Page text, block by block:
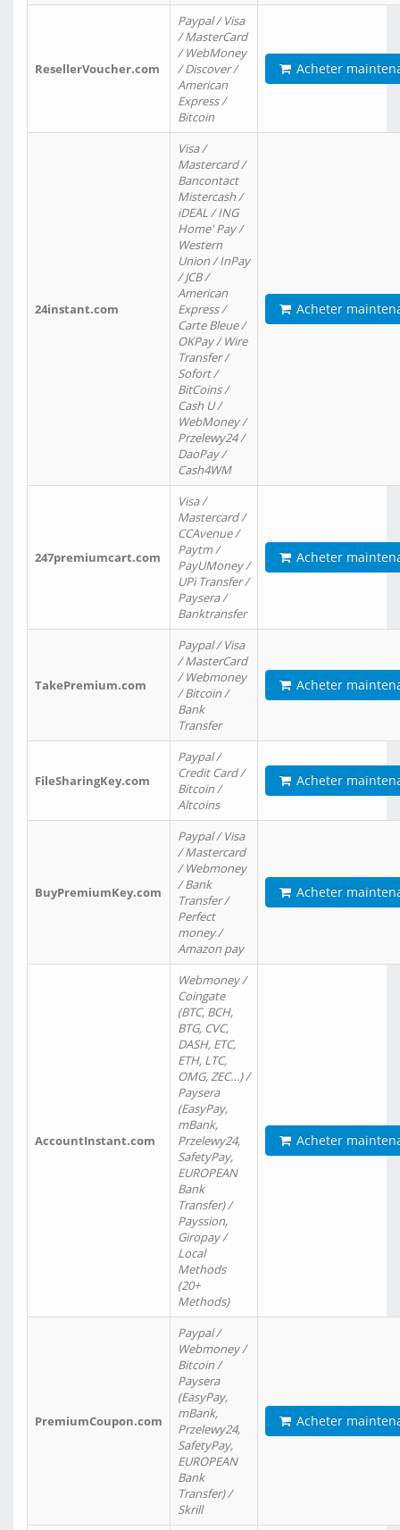
ResellerVoucher.com
Paypal / Visa
/ MasterCard
/ WebMoney
/ Discover /
American
Express /
Bitcoin
Acheter
24instant.com
Visa /
Mastercard /
Bancontact
Mistercash /
iDEAL / ING
Home' Pay /
Western
Union / InPay
/ JCB /
American
Express /
Carte Bleue /
OKPay / Wire
Transfer /
Sofort /
BitCoins /
Cash U /
WebMoney /
Przelewy24 /
DaoPay /
Cash4WM
Acheter
247premiumcart.com
Visa /
Mastercard /
CCAvenue /
Paytm /
PayUMoney /
UPi Transfer /
Paysera /
Banktransfer
Acheter
TakePremium.com
Paypal / Visa
/ MasterCard
/ Webmoney
/ Bitcoin /
Bank
Transfer
Acheter
FileSharingKey.com
Paypal /
Credit Card /
Bitcoin /
Altcoins
Acheter
BuyPremiumKey.com
Paypal / Visa
/ Mastercard
/ Webmoney
/ Bank
Transfer /
Perfect
money /
Amazon pay
Acheter
AccountInstant.com
Webmoney /
Coingate
(BTC, BCH,
BTG, CVC,
DASH, ETC,
ETH, LTC,
OMG, ZEC…) /
Paysera
(EasyPay,
mBank,
Przelewy24,
SafetyPay,
EUROPEAN
Bank
Transfer) /
Payssion,
Giropay /
Local
Methods
(20+
Methods)
Acheter
PremiumCoupon.com
Paypal /
Webmoney /
Bitcoin /
Paysera
(EasyPay,
mBank,
Przelewy24,
SafetyPay,
EUROPEAN
Bank
Transfer) /
Skrill
Acheter